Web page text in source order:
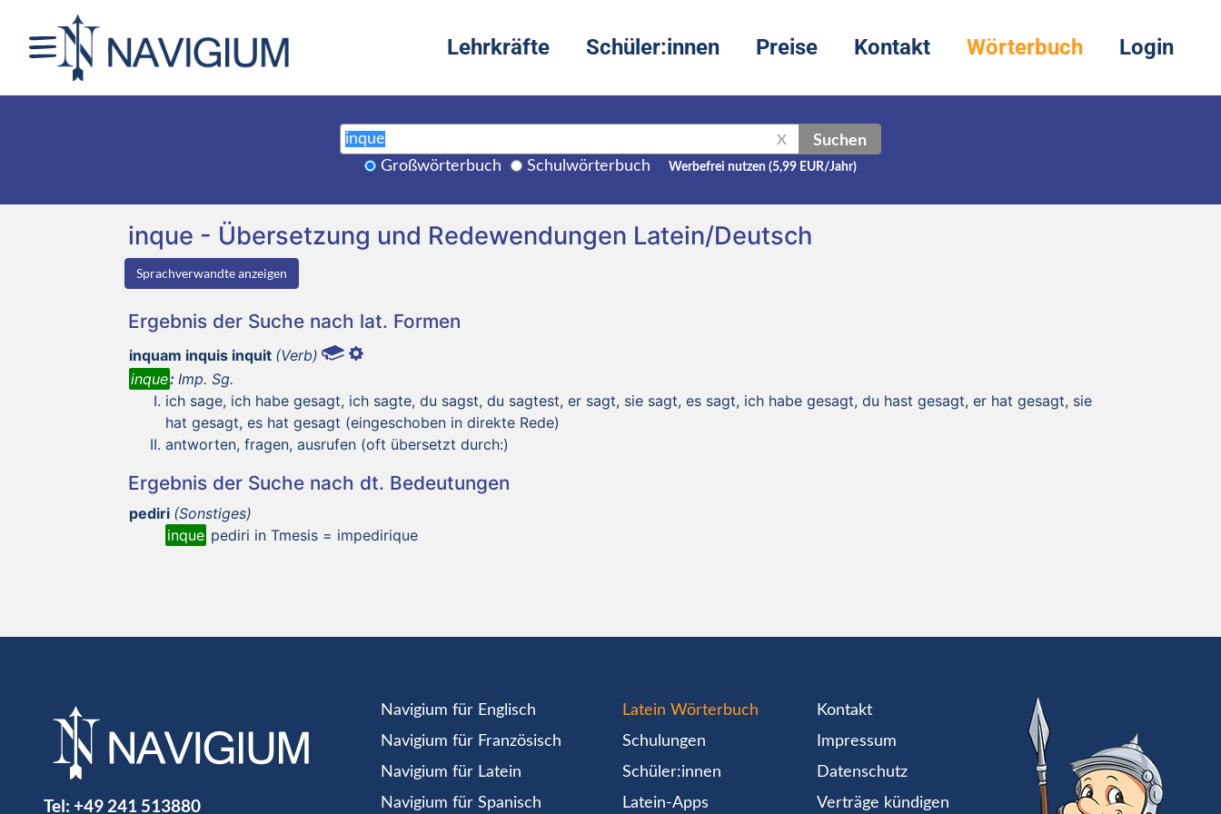
Lehrkräfte Schüler:innen Preise Kontakt Wörterbuch Login
X Suchen
Großwörterbuch Schulwörterbuch Werbefrei nutzen (5,99 EUR/Jahr)
inque - Übersetzung und Redewendungen Latein/Deutsch
Sprachverwandte anzeigen
Ergebnis der Suche nach lat. Formen
inquam inquis inquit (Verb)
inque: Imp. Sg.
ich sage, ich habe gesagt, ich sagte, du sagst, du sagtest, er sagt, sie sagt, es sagt, ich habe gesagt, du hast gesagt, er hat gesagt, sie
hat gesagt, es hat gesagt (eingeschoben in direkte Rede)
antworten, fragen, ausrufen (oft übersetzt durch:)
Ergebnis der Suche nach dt. Bedeutungen
pediri (Sonstiges)
inque pediri in Tmesis = impedirique
Tel: +49 241 513880
Navigium für Englisch
Navigium für Französisch
Navigium für Latein
Navigium für Spanisch
Latein Wörterbuch
Schulungen
Schüler:innen
Latein-Apps
Kontakt
Impressum
Datenschutz
Verträge kündigen